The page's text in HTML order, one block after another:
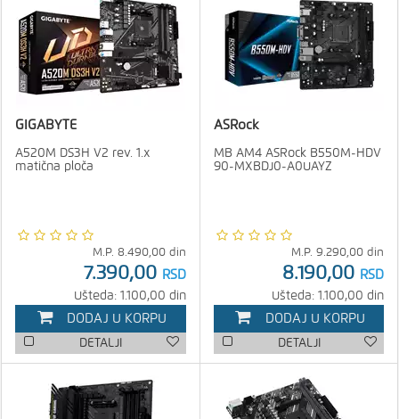
GIGABYTE
A520M DS3H V2 rev. 1.x
matična ploča
M.P. 8.490,00 din
7.390,00 RSD
Ušteda: 1.100,00 din
DODAJ U KORPU
DETALJI
ASRock
MB AM4 ASRock B550M-HDV
90-MXBDJ0-A0UAYZ
M.P. 9.290,00 din
8.190,00 RSD
Ušteda: 1.100,00 din
DODAJ U KORPU
DETALJI